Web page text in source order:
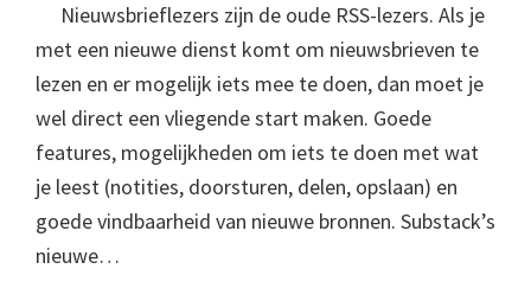
Nieuwsbrieflezers zijn de oude RSS-lezers. Als je
met een nieuwe dienst komt om nieuwsbrieven te
lezen en er mogelijk iets mee te doen, dan moet je
wel direct een vliegende start maken. Goede
features, mogelijkheden om iets te doen met wat
je leest (notities, doorsturen, delen, opslaan) en
goede vindbaarheid van nieuwe bronnen. Substack’s
nieuwe…